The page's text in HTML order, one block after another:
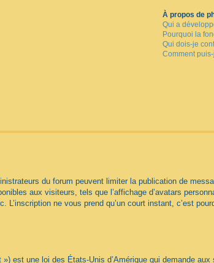
À propos de
Qui a
Pourquoi la
Qui dois-je
Comment
du forum peuvent limiter la publication de
aux visiteurs, tels que l’affichage d’avatars
L’inscription ne vous prend qu’un court instant, c’est
est une loi des États-Unis d’Amérique qui demande